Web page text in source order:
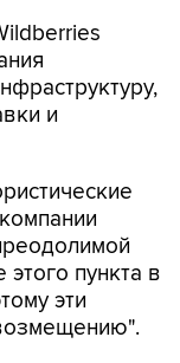
и
пункта в
эти